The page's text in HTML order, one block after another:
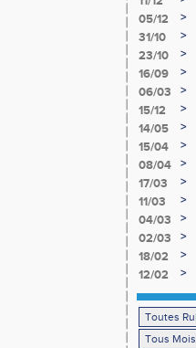
05/12
>
31/10
>
23/10
>
16/09
>
06/03
>
15/12
>
14/05
>
15/04 >
08/04
>
17/03 >
11/03
>
04/03
>
02/03
>
18/02
>
12/02
>